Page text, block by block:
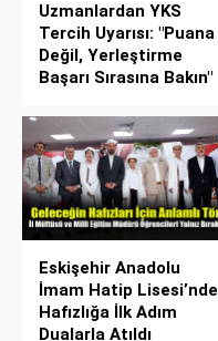
Uzmanlardan YKS
Tercih Uyarısı: "Puana
Değil, Yerleştirme
Başarı Sırasına Bakın"
Eskişehir Anadolu
İmam Hatip Lisesi’nde
Hafızlığa İlk Adım
Dualarla Atıldı